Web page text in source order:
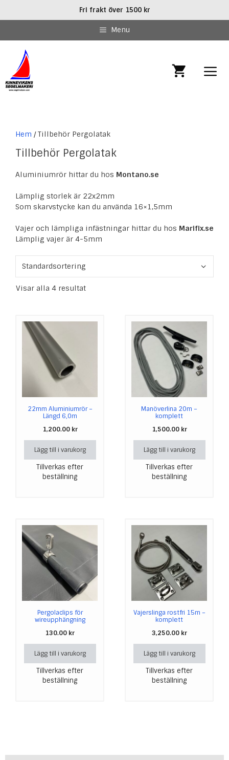
Fri frakt över 1500 kr
Menu
Hem / Tillbehör Pergolatak
Tillbehör Pergolatak
Aluminiumrör hittar du hos Montano.se
Lämplig storlek är 22x2mm
Som skarvstycke kan du använda 16×1,5mm
Vajer och lämpliga infästningar hittar du hos Marifix.se
Lämplig vajer är 4-5mm
Visar alla 4 resultat
22mm Aluminiumrör –
Längd 6,0m
1,200.00 kr
Lägg till i varukorg
Tillverkas efter
beställning
Manöverlina 20m –
komplett
1,500.00 kr
Lägg till i varukorg
Tillverkas efter
beställning
Pergolaclips för
wireupphängning
130.00 kr
Lägg till i varukorg
Tillverkas efter
beställning
Vajerslinga rostfri 15m –
komplett
3,250.00 kr
Lägg till i varukorg
Tillverkas efter
beställning